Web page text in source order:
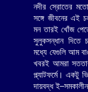
নদীর স্রোতের
সঙ্গে জীবনের এই
মন তারই খোঁজ
সুলুকসন্ধান দিতে
মধ্যে যেগুলি আম
খবরই আমরা
প্ল্যাটফর্মে। একটু
দায়বদ্ধ